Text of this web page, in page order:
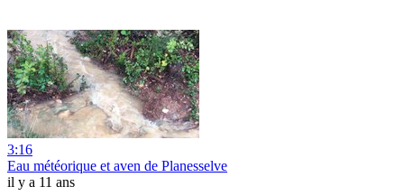
3:16
Eau météorique et aven de Planesselve
il y a 11 ans